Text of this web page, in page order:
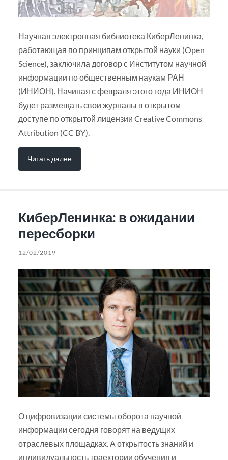
Научная электронная библиотека КиберЛенинка,
работающая по принципам открытой науки (Open
Science), заключила договор с Институтом научной
информации по общественным наукам РАН
(ИНИОН). Начиная с февраля этого года ИНИОН
будет размещать свои журналы в открытом
доступе по открытой лицензии Creative Commons
Attribution (CC BY).
Читать далее
КиберЛенинка: в ожидании
пересборки
12/02/2019
О цифровизации системы оборота научной
информации сегодня говорят на ведущих
отраслевых площадках. А открытость знаний и
индивидуальность траектории обучения и